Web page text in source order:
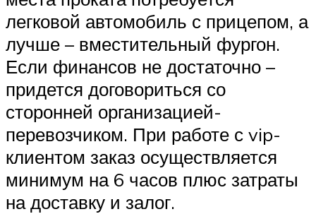
легковой автомобиль с прицепом, а
лучше – вместительный фургон.
Если финансов не достаточно –
придется договориться со
сторонней организацией-
перевозчиком. При работе с vip-
клиентом заказ осуществляется
минимум на 6 часов плюс затраты
на доставку и залог.